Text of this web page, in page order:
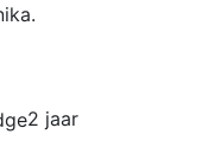
2 jaar